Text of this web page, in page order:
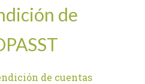
de
de cuentas